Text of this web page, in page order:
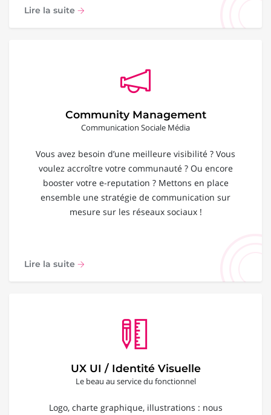
Lire la suite
Community Management
Communication Sociale Média
Vous avez besoin d’une meilleure visibilité ? Vous
voulez accroître votre communauté ? Ou encore
booster votre e-reputation ? Mettons en place
ensemble une stratégie de communication sur
mesure sur les réseaux sociaux !
Lire la suite
UX UI / Identité Visuelle
Le beau au service du fonctionnel
Logo, charte graphique, illustrations : nous